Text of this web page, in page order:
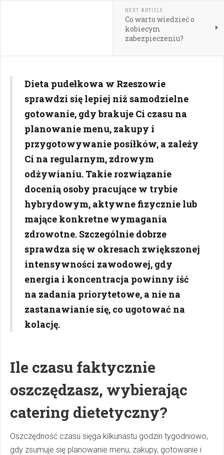
NEXT ARTICLE
Co warto wiedzieć o
kobiecym
zabezpieczeniu?
Dieta pudełkowa w Rzeszowie
sprawdzi się lepiej niż samodzielne
gotowanie, gdy brakuje Ci czasu na
planowanie menu, zakupy i
przygotowywanie posiłków, a zależy
Ci na regularnym, zdrowym
odżywianiu. Takie rozwiązanie
docenią osoby pracujące w trybie
hybrydowym, aktywne fizycznie lub
mające konkretne wymagania
zdrowotne. Szczególnie dobrze
sprawdza się w okresach zwiększonej
intensywności zawodowej, gdy
energia i koncentracja powinny iść
na zadania priorytetowe, a nie na
zastanawianie się, co ugotować na
kolację.
Ile czasu faktycznie
oszczędzasz, wybierając
catering dietetyczny?
Oszczędność czasu sięga kilkunastu godzin tygodniowo,
gdy zsumuje się planowanie menu, zakupy, gotowanie i